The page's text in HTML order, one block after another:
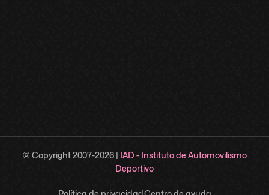
© Copyright 2007-2026| IAD - Instituto de Automovilismo
Deportivo